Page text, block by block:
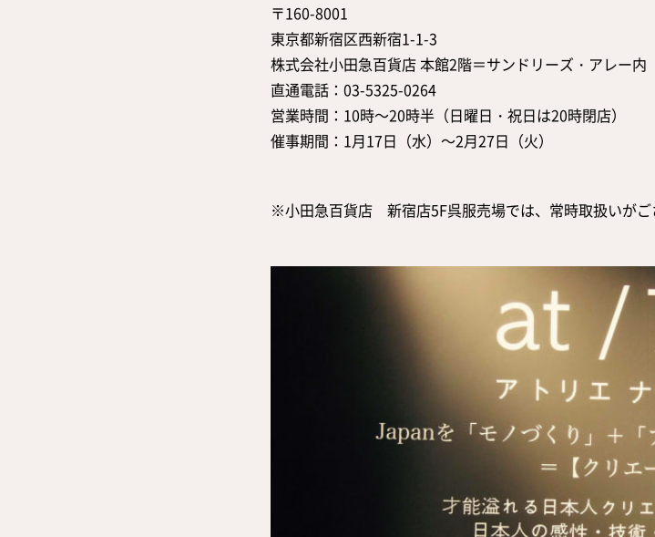
〒160-8001
東京都新宿区西新宿1-1-3
株式会社小田急百貨店 本館2階＝サンドリーズ・アレー内
直通電話：03-5325-0264
営業時間：10時～20時半（日曜日・祝日は20時閉店）
催事期間：1月17日（水）～2月27日（火）
※小田急百貨店 新宿店5F呉服売場では、常時取扱いがご